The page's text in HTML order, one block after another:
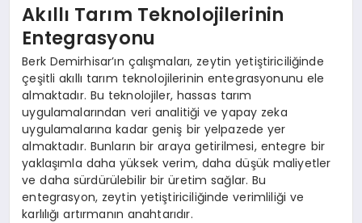
Akıllı Tarım Teknolojilerinin
Entegrasyonu
Berk Demirhisar’ın çalışmaları, zeytin yetiştiriciliğinde
çeşitli akıllı tarım teknolojilerinin entegrasyonunu ele
almaktadır. Bu teknolojiler, hassas tarım
uygulamalarından veri analitiği ve yapay zeka
uygulamalarına kadar geniş bir yelpazede yer
almaktadır. Bunların bir araya getirilmesi, entegre bir
yaklaşımla daha yüksek verim, daha düşük maliyetler
ve daha sürdürülebilir bir üretim sağlar. Bu
entegrasyon, zeytin yetiştiriciliğinde verimliliği ve
karlılığı artırmanın anahtarıdır.